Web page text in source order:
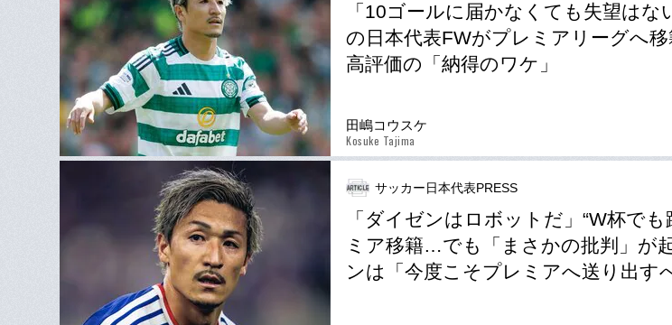
「10ゴールに届かなくても失望はな
の日本代表FWがプレミアリーグへ
高評価の「納得のワケ」
田嶋コウスケ
Kosuke Tajima
サッカー日本代表PRESS
「ダイゼンはロボットだ」“W杯で
ミア移籍…でも「まさかの批判」が
ンは「今度こそプレミアへ送り出す